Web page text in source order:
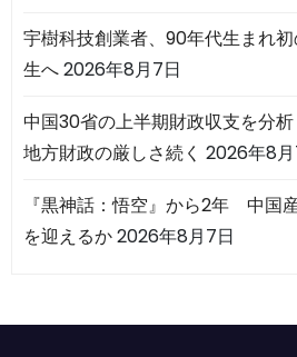
宇樹科技創業者、90年代生まれ
生へ2026年8月7日
中国30省の上半期財政収支を分
地方財政の厳しさ続く 2026年8
『黒神話：悟空』から2年 中国
を迎えるか2026年8月7日